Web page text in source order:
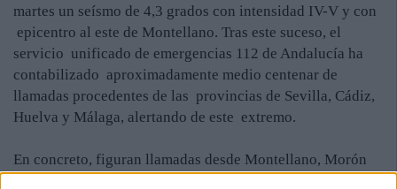
martes un seísmo de 4,3 grados con intensidad IV-V y con
epicentro al este de Montellano. Tras este suceso, el
servicio unificado de emergencias 112 de Andalucía ha
contabilizado aproximadamente medio centenar de
llamadas procedentes de las provincias de Sevilla, Cádiz,
Huelva y Málaga, alertando de este extremo.
En concreto, figuran llamadas desde Montellano, Morón